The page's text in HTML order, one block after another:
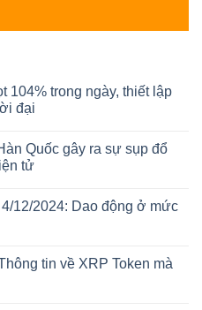
104% trong ngày, thiết lập
đại
Quốc gây ra sự sụp đổ
tử
12/2024: Dao động ở mức
tin về XRP Token mà